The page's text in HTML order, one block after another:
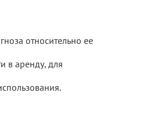
относительно ее
в аренду, для